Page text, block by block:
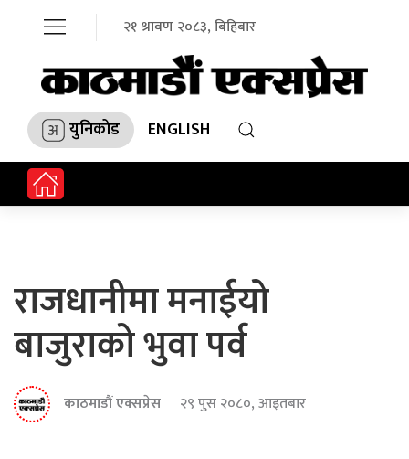
२१ श्रावण २०८३, बिहिबार
युनिकोड ENGLISH
राजधानीमा मनाईयो
बाजुराको भुवा पर्व
काठमाडौं एक्सप्रेस २९ पुस २०८०, आइतबार